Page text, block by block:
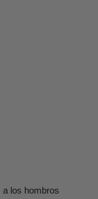
a los hombros